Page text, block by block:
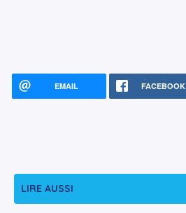
EMAIL FACEBOOK
LIRE AUSSI